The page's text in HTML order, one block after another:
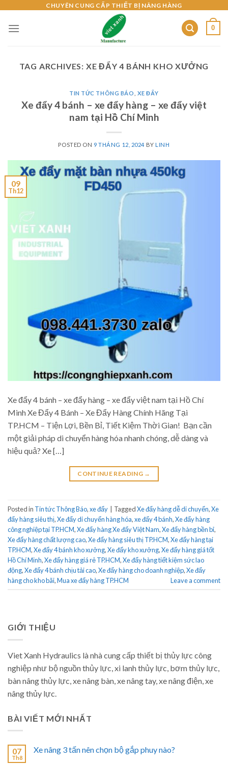
content
CHUYÊN CUNG CẤP THIẾT BỊ NÂNG HÀNG
0
TAG ARCHIVES: XE ĐẨY 4 BÁNH KHO XƯỞNG
TIN TỨC THÔNG BÁO XE ĐẨY
Xe đẩy 4 bánh – xe đẩy hàng – xe đẩy việt
nam tại Hồ Chí Minh
POSTED ON 9 THÁNG 12, 2024 BYLINH
09
Th12
Xe đẩy 4 bánh – xe đẩy hàng – xe đẩy việt nam tại Hồ Chí
Minh Xe Đẩy 4 Bánh – Xe Đẩy Hàng Chính Hãng Tại
TP.HCM – Tiện Lợi, Bền Bỉ, Tiết Kiệm Thời Gian! Bạn cần
một giải pháp di chuyển hàng hóa nhanh chóng, dễ dàng và
hiệu quả? Xe […]
CONTINUE READING →
Posted in Tin tức Thông Báo,xe đẩy | TaggedXe đẩy hàng dễ di chuyển,Xe
đẩy hàng siêu thị,Xe đẩy di chuyển hàng hóa,xe đẩy 4 bánh,Xe đẩy hàng
công nghiệp tại TP.HCM,Xe đẩy hàng Xe đẩy Việt Nam,Xe đẩy hàng bền bỉ,
Xe đẩy hàng chất lượng cao,Xe đẩy hàng siêu thị TP.HCM,Xe đẩy hàng tại
TP.HCM,Xe đẩy 4 bánh kho xưởng,Xe đẩy kho xưởng,Xe đẩy hàng giá tốt
Hồ Chí Minh,Xe đẩy hàng giá rẻ TP.HCM,Xe đẩy hàng tiết kiệm sức lao
động,Xe đẩy 4 bánh chịu tải cao,Xe đẩy hàng cho doanh nghiệp,Xe đẩy
hàng cho kho bãi,Mua xe đẩy hàng TP.HCM Leave a comment
GIỚI THIỆU
Viet Xanh Hydraulics là nhà cung cấp thiết bị thủy lực công
nghiệp như bộ nguồn thủy lực, xi lanh thủy lực, bơm thủy lực,
bàn nâng thủy lực, xe nâng bàn, xe nâng tay, xe nâng điện, xe
nâng thủy lực.
BÀI VIẾT MỚI NHẤT
07
Th8
Xe nâng 3 tấn nên chọn bộ gắp phuy nào?